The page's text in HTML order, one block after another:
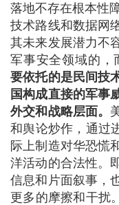
落地不存在根本性
技术路线和数据网
其未来发展潜力不
军事安全领域的，
要依托的是民间技
国构成直接的军事
外交和战略层面。
和舆论炒作，通过
际上制造对华恐慌
洋活动的合法性。
信息和片面叙事，
更多的摩擦和干扰